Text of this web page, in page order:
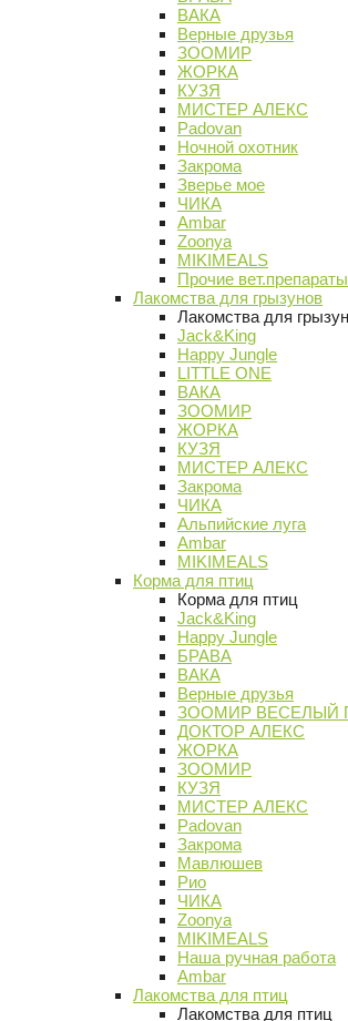
ВАКА
Верные друзья
ЗООМИР
ЖОРКА
КУЗЯ
МИСТЕР АЛЕКС
Padovan
Ночной охотник
Закрома
Зверье мое
ЧИКА
Ambar
Zoonya
MIKIMEALS
Прочие вет.препараты
Лакомства для грызунов
Лакомства для
Jack&King
Happy Jungle
LITTLE ONE
ВАКА
ЗООМИР
ЖОРКА
КУЗЯ
МИСТЕР АЛЕКС
Закрома
ЧИКА
Альпийские луга
Ambar
MIKIMEALS
Корма для птиц
Корма для птиц
Jack&King
Happy Jungle
БРАВА
ВАКА
Верные друзья
ЗООМИР ВЕСЕЛЫЙ
ДОКТОР АЛЕКС
ЖОРКА
ЗООМИР
КУЗЯ
МИСТЕР АЛЕКС
Padovan
Закрома
Мавлюшев
Рио
ЧИКА
Zoonya
MIKIMEALS
Наша ручная работа
Ambar
Лакомства для птиц
Лакомства для птиц